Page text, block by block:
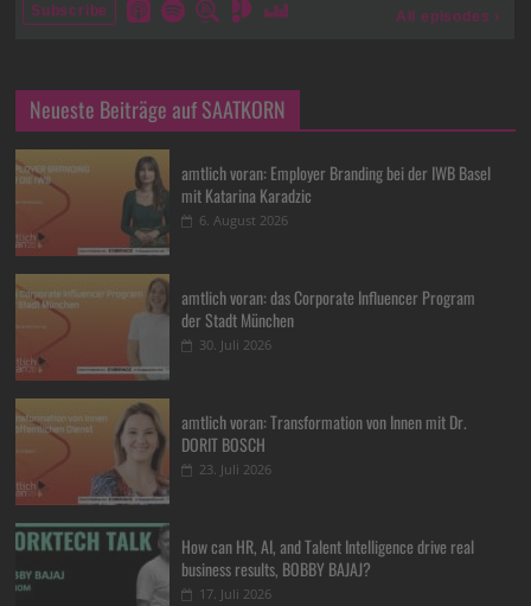
Neueste Beiträge auf SAATKORN
amtlich voran: Employer Branding bei der IWB Basel
mit Katarina Karadzic
6. August 2026
amtlich voran: das Corporate Influencer Program
der Stadt München
30. Juli 2026
amtlich voran: Transformation von Innen mit Dr.
DORIT BOSCH
23. Juli 2026
How can HR, AI, and Talent Intelligence drive real
business results, BOBBY BAJAJ?
17. Juli 2026